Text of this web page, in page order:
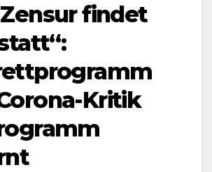
findet
Kritik